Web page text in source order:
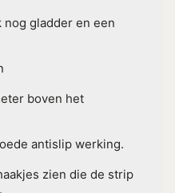
nog gladder en een
boven het
antislip werking.
zien die de strip